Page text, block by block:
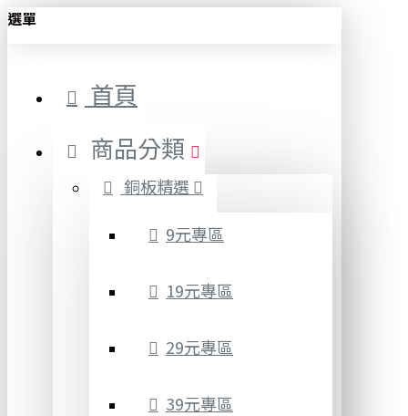
選單
首頁
商品分類
銅板精選
9元專區
19元專區
29元專區
39元專區